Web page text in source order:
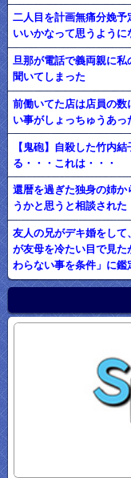
二人目を計画無痛分娩
いいかなって思うように
旦那が電話で義両親に
聞いてしまった
前働いてた店は店員の
い事がしょっちゅうあっ
【鬼砲】自殺した竹内
る・・・これは・・・
還暦を過ぎた独身の姉
うかと思うと相談された
友人の兄がデキ婚をし
が友母を冷たい目で見
わらない事を条件」に鑑